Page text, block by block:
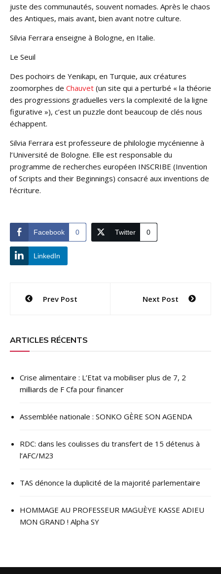
juste des communautés, souvent nomades. Après le chaos
des Antiques, mais avant, bien avant notre culture.
Silvia Ferrara enseigne à Bologne, en Italie.
Le Seuil
Des pochoirs de Yenikapı, en Turquie, aux créatures
zoomorphes de Chauvet (un site qui a perturbé « la théorie
des progressions graduelles vers la complexité de la ligne
figurative »), c’est un puzzle dont beaucoup de clés nous
échappent.
Silvia Ferrara est professeure de philologie mycénienne à
l’Université de Bologne. Elle est responsable du
programme de recherches européen INSCRIBE (Invention
of Scripts and their Beginnings) consacré aux inventions de
l’écriture.
Facebook 0 Twitter 0
LinkedIn
Navigation
l’article
Prev Post Next Post
ARTICLES RÉCENTS
Crise alimentaire : L’Etat va mobiliser plus de 7, 2
milliards de F Cfa pour financer
Assemblée nationale : SONKO GÈRE SON AGENDA
RDC: dans les coulisses du transfert de 15 détenus à
l’AFC/M23
TAS dénonce la duplicité de la majorité parlementaire
HOMMAGE AU PROFESSEUR MAGUÈYE KASSE ADIEU
MON GRAND ! Alpha SY